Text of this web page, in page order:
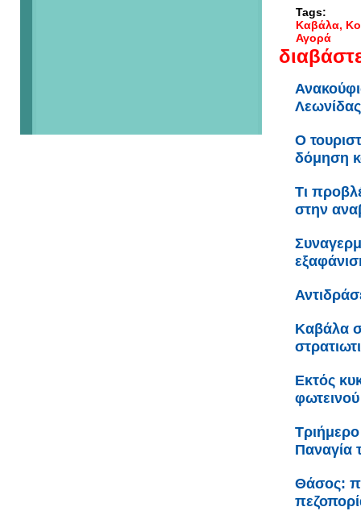
Tags:
Καβάλα
Αγορά
Λεωνίδας
Ο
δόμηση
Τι
στην
Καβάλα
Εκτός
Παναγία
Θάσος: